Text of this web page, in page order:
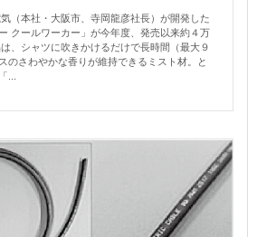
（本社・大阪市、寺岡龍彦社長）が開発した
クールワーカー」が今年度、発売以来約４万
、シャツに吹きかけるだけで長時間（最大９
のさわやかな香りが維持できるミスト材。と
...